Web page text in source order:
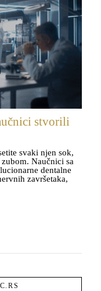
stvorili
svaki njen sok,
Naučnici sa
dentalne
završetaka,